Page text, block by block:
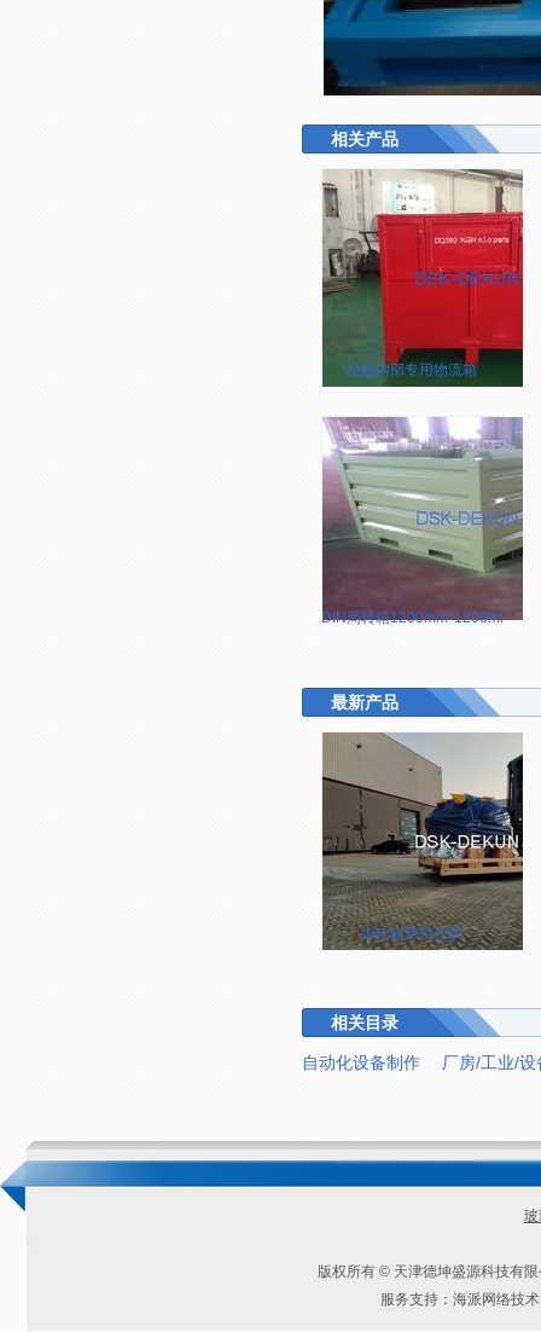
相关产品
品检内部专用物流箱
DIN周转箱1200mm*1200mm
最新产品
齿轮箱整机包装
相关目录
自动化设备制作 厂房/工业/
版权所有 © 天津德坤盛源科技有
服务支持：海派网络技